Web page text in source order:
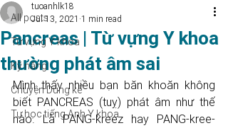
All posts
Từ vựng Y khoa
Kỹ năng
Chuyện Dung kể
Tự học tiếng Anh Y khoa
Pancreas | Từ vựng Y khoa
thường phát âm sai
tuoanhlk18
Jul 13, 2021 1 min read
Mình thấy nhiều bạn băn khoăn không
biết PANCREAS (tuỵ) phát âm như thế
nào. Là PANG-kreez hay PANG-kree-